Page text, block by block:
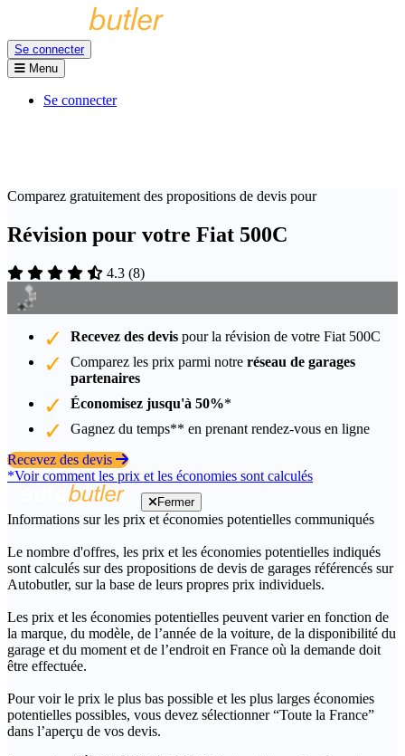
Se connecter
Menu
Se connecter
Comparez gratuitement des propositions de devis pour
Révision pour votre Fiat 500C
4.3 (8)
Recevez des devis pour la révision de votre Fiat 500C
Comparez les prix parmi notre réseau de garages
partenaires
Économisez jusqu'à 50%*
Gagnez du temps** en prenant rendez-vous en ligne
Recevez des devis
*Voir comment les prix et les économies sont calculés
Fermer
Informations sur les prix et économies potentielles communiqués
Le nombre d'offres, les prix et les économies potentielles indiqués
sont calculés sur des propositions de devis de garages référencés sur
Autobutler, sur la base de leurs propres prix individuels.
Les prix et les économies potentielles peuvent varier en fonction de
la marque, du modèle, de l’année de la voiture, de la disponibilité du
garage et du moment et de l’endroit en France où la demande doit
être effectuée.
Pour voir le prix le plus bas possible et les plus larges économies
potentielles possibles, vous devez sélectionner “Toute la France”
dans l’aperçu de vos devis.